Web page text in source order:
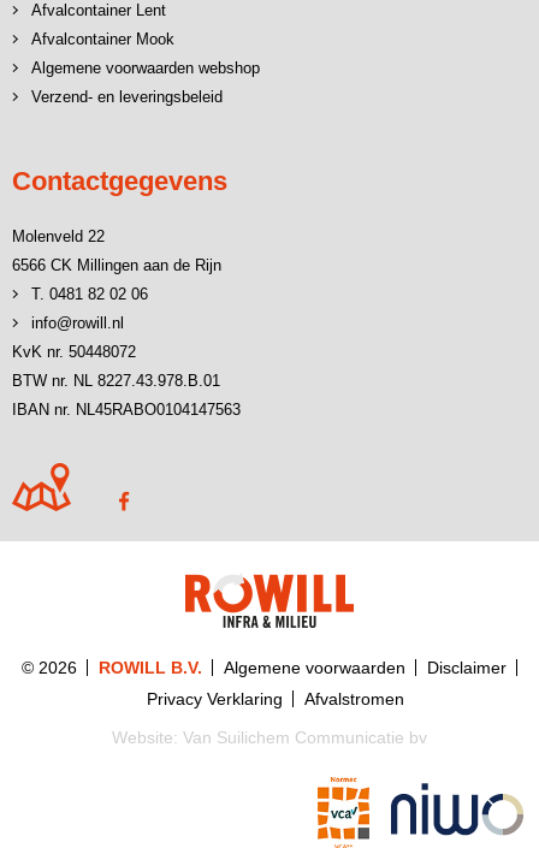
Afvalcontainer Lent
Afvalcontainer Mook
Algemene voorwaarden webshop
Verzend- en leveringsbeleid
Contactgegevens
Molenveld 22
6566 CK Millingen aan de Rijn
T. 0481 82 02 06
info@rowill.nl
KvK nr. 50448072
BTW nr. NL 8227.43.978.B.01
IBAN nr. NL45RABO0104147563
© 2026 ROWILL B.V. Algemene voorwaarden
Disclaimer
Privacy Verklaring
Afvalstromen
Website: Van Suilichem Communicatie bv